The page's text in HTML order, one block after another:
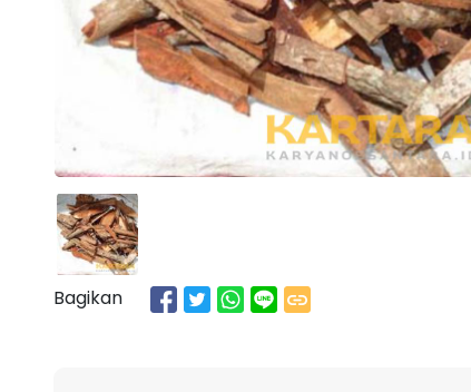
Bagikan